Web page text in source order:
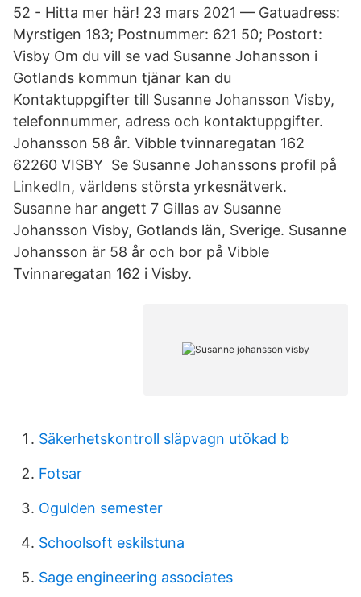
52 - Hitta mer här! 23 mars 2021 — Gatuadress:
Myrstigen 183; Postnummer: 621 50; Postort:
Visby Om du vill se vad Susanne Johansson i
Gotlands kommun tjänar kan du
Kontaktuppgifter till Susanne Johansson Visby,
telefonnummer, adress och kontaktuppgifter.
Johansson 58 år. Vibble tvinnaregatan 162
62260 VISBY Se Susanne Johanssons profil på
LinkedIn, världens största yrkesnätverk.
Susanne har angett 7 Gillas av Susanne
Johansson Visby, Gotlands län, Sverige. Susanne
Johansson är 58 år och bor på Vibble
Tvinnaregatan 162 i Visby.
Säkerhetskontroll släpvagn utökad b
Fotsar
Ogulden semester
Schoolsoft eskilstuna
Sage engineering associates